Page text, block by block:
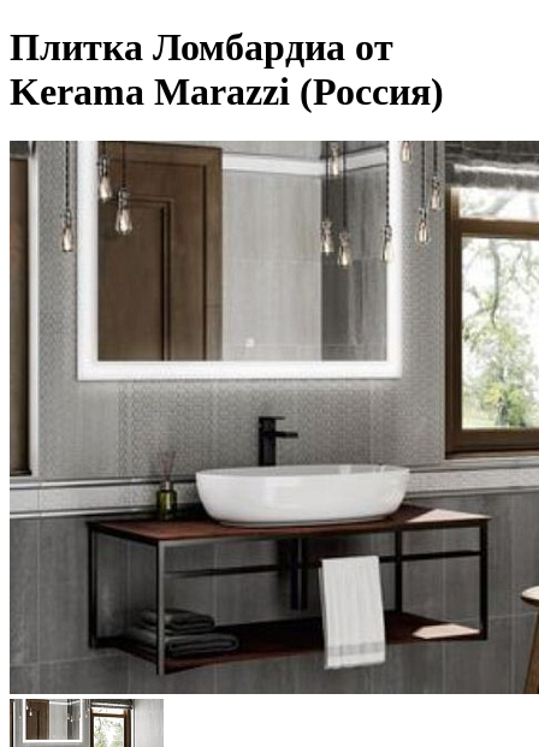
Плитка Ломбардиа от
Kerama Marazzi (Россия)